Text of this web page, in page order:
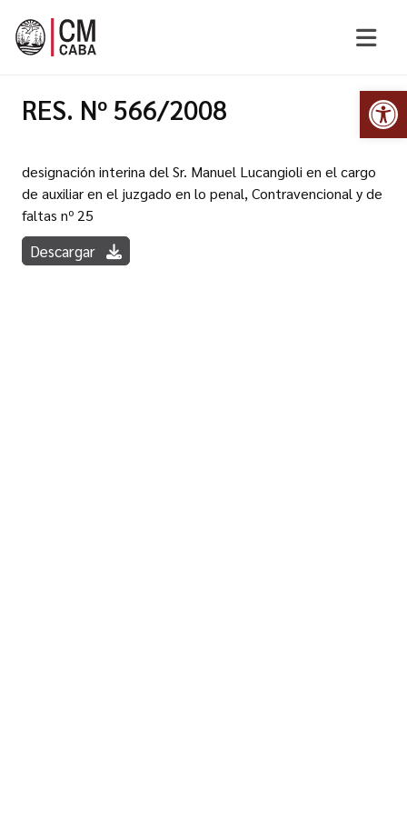
RES. Nº 566/2008
designación interina del Sr. Manuel Lucangioli en el cargo
de auxiliar en el juzgado en lo penal, Contravencional y de
faltas nº 25
Descargar